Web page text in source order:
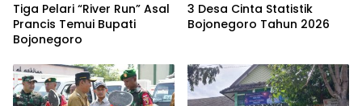
Tiga Pelari “River Run” Asal
Prancis Temui Bupati
Bojonegoro
3 Desa Cinta Statistik
Bojonegoro Tahun 2026